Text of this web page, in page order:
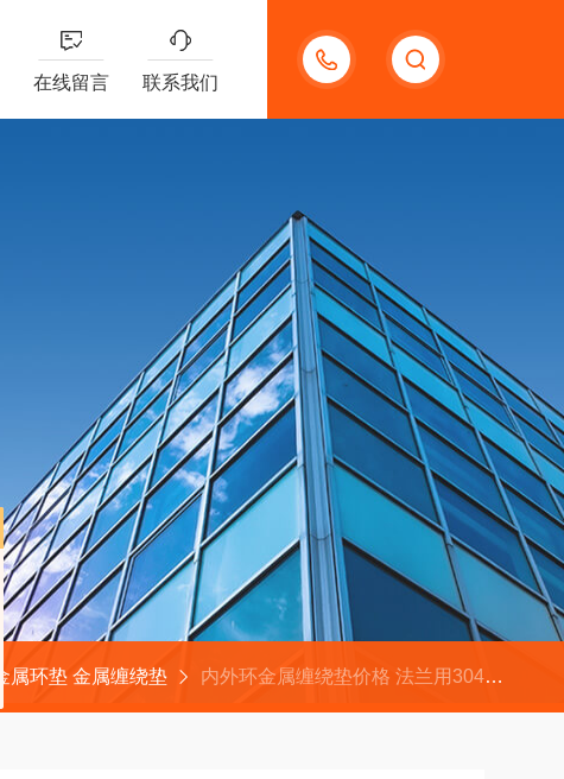
13191957898
在线留言 联系我们
金属环垫 金属缠绕垫 内外环金属缠绕垫价格 法兰用304缠绕式垫片